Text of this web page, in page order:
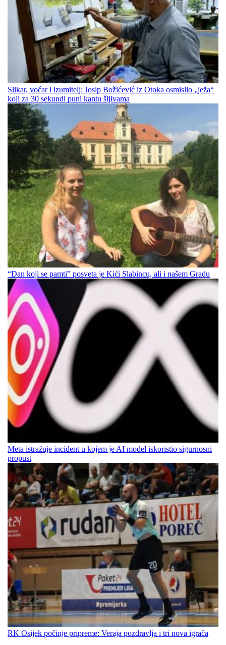
Slikar, voćar i izumitelj: Josip Božićević iz Otoka osmislio „ježa“
koji za 30 sekundi puni kantu šljivama
“Dan koji se pamti” posveta je Kići Slabincu, ali i našem Gradu
Meta istražuje incident u kojem je AI model iskoristio sigurnosni
propust
RK Osijek počinje pripreme: Veraja pozdravlja i tri nova igrača